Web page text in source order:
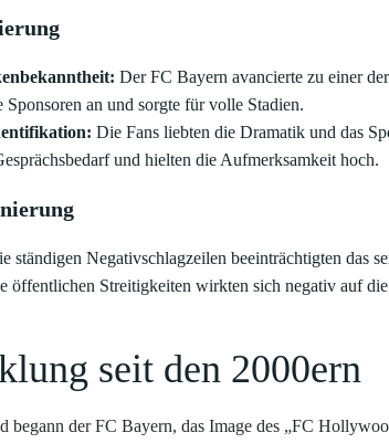
Der FC Bayern avancierte zu einer
Sponsoren an und sorgte für volle Stadien.
Die Fans liebten die Dramatik und das
und hielten die Aufmerksamkeit hoch.
ständigen Negativschlagzeilen beeinträchtigten das
öffentlichen Streitigkeiten wirkten sich negativ auf
seit den 2000ern
begann der FC Bayern, das Image des „FC